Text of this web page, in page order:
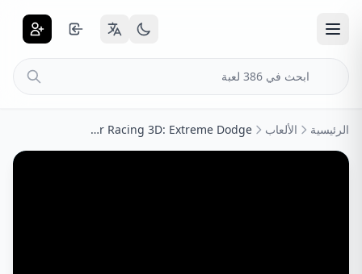
الرئيسية الألعاب Car Racing 3D: Extreme Dodge